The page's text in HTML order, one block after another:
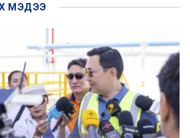
МЭДЭЭ